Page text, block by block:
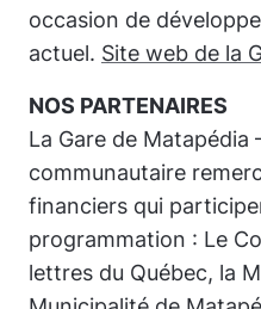
occasion de
actuel. Site web de la
NOS PARTENAIRES
La Gare de Matapédia
communautaire
financiers qui
programmation : Le
lettres du Québec, la